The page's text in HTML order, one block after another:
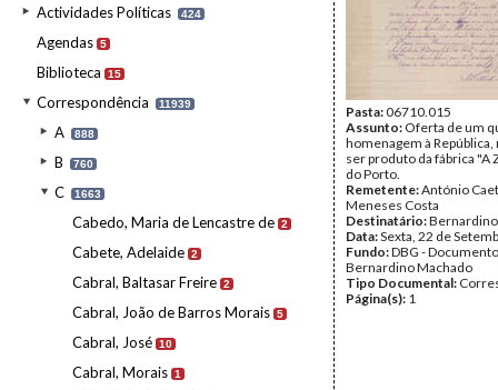
Actividades Políticas 424
Agendas 5
Biblioteca 15
Correspondência 11939
A 888
B 760
C 1663
Cabedo, Maria de Lencastre de 2
Cabete, Adelaide 2
Cabral, Baltasar Freire 2
Cabral, João de Barros Morais 5
Cabral, José 10
Cabral, Morais 1
Pasta:06710.015
Assunto: Oferta de um
homenagem à
ser produto da fábrica "A
do Porto.
Remetente:António
Meneses Costa
Destinatário:
Data:Sexta, 22 de
Fundo:DBG -
Bernardino Machado
Tipo Documental:
Página(s): 1